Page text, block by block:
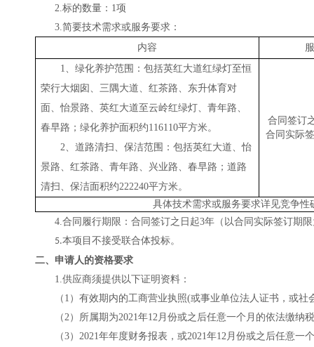
2.标的数量： 1项
3.简要技术需求或服务要求：
内容
1、绿化养护范围：包括英红大道红绿灯至恒
荣行大烟囱、三隅大道、红茶路、东升体育对
面、怡景路、英红大道至云岭红绿灯、青年路、
春早路； 绿化养护面积约116110平方米。
2、道路清扫、保洁范围：包括英红大道、怡
景路、红茶路、青年路、兴业路、春早路； 道路
清扫、保洁面积约222240平方米。
合同签订
合同实际
具体技术需求或服务要求详见竞争性
4.合同履行期限： 合同签订之日起3年（ 以合同实际签订期
5.本项目不接受联合体投标。
二、申请人的资格要求
1.供应商须提供以下证明资料：
（ 1） 有效期内的工商营业执照(或事业单位法人证书，或社
（2）所属期为2021年12月份或之后任意一个月的依法缴纳
（3） 2021年年度财务报表，或2021年12月份或之后任意一